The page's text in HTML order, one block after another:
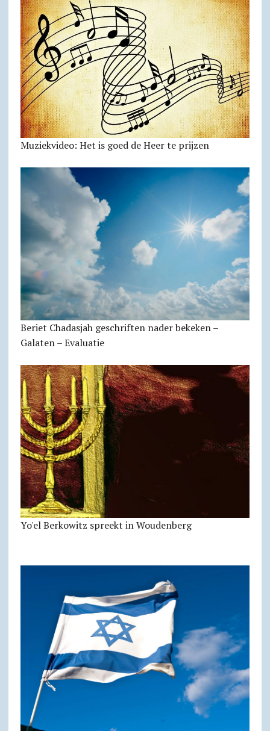
Muziekvideo: Het is goed de Heer te prijzen
Beriet Chadasjah geschriften nader bekeken –
Galaten – Evaluatie
Yo'el Berkowitz spreekt in Woudenberg